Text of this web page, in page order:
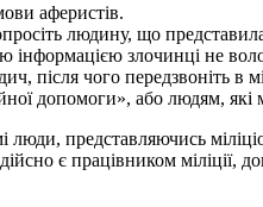
аферистів.
людину, що
інформацією злочинці не
після чого передзвоніть
допомоги», або людям,
представляючись
є працівником